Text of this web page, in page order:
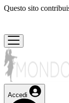
Questo sito
Accedi